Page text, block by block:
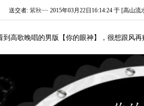
送交者: 紫秋~~ 2015年03月22日16:14:24 于 [高山流
到高歌晚唱的男版【你的眼神】，很想跟风